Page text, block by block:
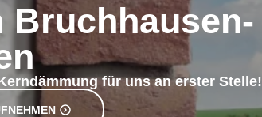
Bruchhausen-
für uns an erster Stelle!